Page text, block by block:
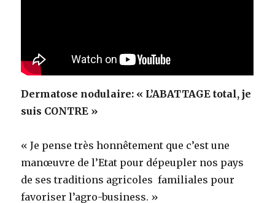
Dermatose nodulaire: « L’ABATTAGE total, je
suis CONTRE »
« Je pense très honnêtement que c’est une
manœuvre de l’Etat pour dépeupler nos pays
de ses traditions agricoles familiales pour
favoriser l’agro-business. »